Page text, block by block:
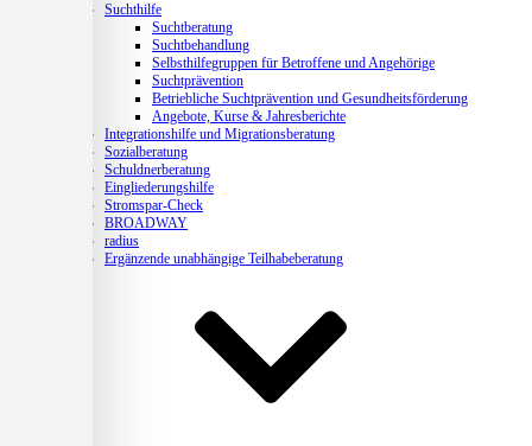
Suchthilfe
Suchtberatung
Suchtbehandlung
Selbsthilfegruppen für Betroffene und Angehörige
Suchtprävention
Betriebliche Suchtprävention und Gesundheitsförderung
Angebote, Kurse & Jahresberichte
Integrationshilfe und Migrationsberatung
Sozialberatung
Schuldnerberatung
Eingliederungshilfe
Stromspar-Check
BROADWAY
radius
Ergänzende unabhängige Teilhabeberatung